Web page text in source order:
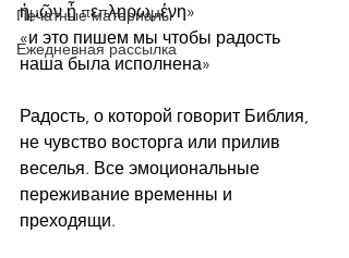
Печатные материалы
Ежедневная рассылка
ἡμῶν ᾖ πεπληρωμένη»
«и это пишем мы чтобы радость
наша была исполнена»
Радость, о которой говорит Библия,
не чувство восторга или прилив
веселья. Все эмоциональные
переживание временны и
преходящи.